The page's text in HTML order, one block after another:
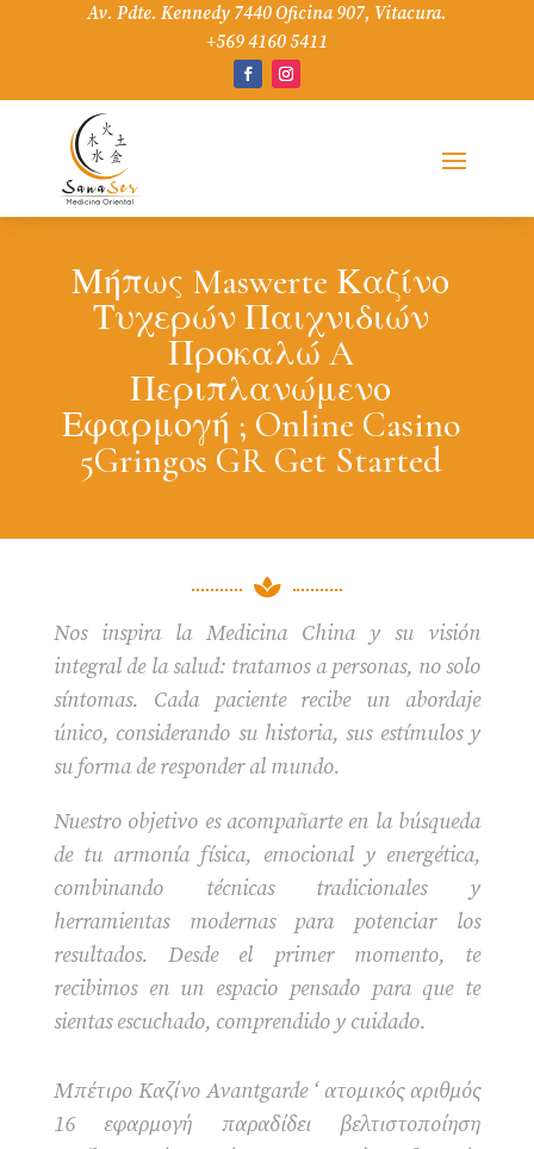
Av. Pdte. Kennedy 7440 Oficina 907, Vitacura.
+569 4160 5411
Μήπως Maswerte Καζίνο
Τυχερών Παιχνιδιών
Προκαλώ A
Περιπλανώμενο
Εφαρμογή ; Online Casino
5Gringos GR Get Started

Nos inspira la Medicina China y su visión
integral de la salud: tratamos a personas, no solo
síntomas. Cada paciente recibe un abordaje
único, considerando su historia, sus estímulos y
su forma de responder al mundo.
Nuestro objetivo es acompañarte en la búsqueda
de tu armonía física, emocional y energética,
combinando técnicas tradicionales y
herramientas modernas para potenciar los
resultados. Desde el primer momento, te
recibimos en un espacio pensado para que te
sientas escuchado, comprendido y cuidado.
Μπέτιρο Καζίνο Avantgarde ‘ ατομικός αριθμός
16 εφαρμογή παραδίδει βελτιστοποίηση